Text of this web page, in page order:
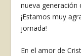
nueva generación
¡Estamos muy
jornada!
En el amor de